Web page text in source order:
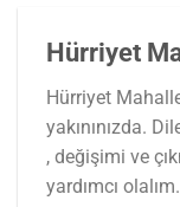
Hürriyet
Hürriyet
yakınınızda.
, değişimi ve
yardımcı olalım.